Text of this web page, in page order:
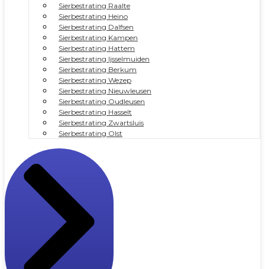
Sierbestrating Raalte
Sierbestrating Heino
Sierbestrating Dalfsen
Sierbestrating Kampen
Sierbestrating Hattem
Sierbestrating Ijsselmuiden
Sierbestrating Berkum
Sierbestrating Wezep
Sierbestrating Nieuwleusen
Sierbestrating Oudleusen
Sierbestrating Hasselt
Sierbestrating Zwartsluis
Sierbestrating Olst